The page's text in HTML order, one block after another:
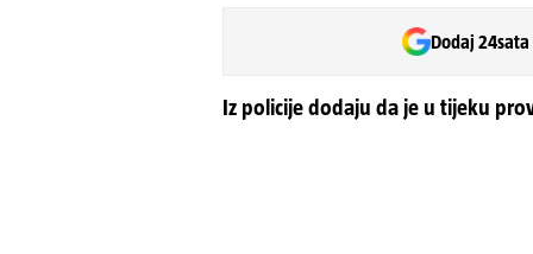
Dodaj
Iz policije dodaju da je u tijeku